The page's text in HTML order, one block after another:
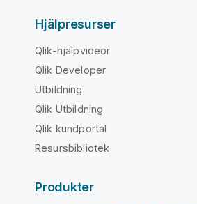
Hjälpresurser
Qlik-hjälpvideor
Qlik Developer
Utbildning
Qlik Utbildning
Qlik kundportal
Resursbibliotek
Produkter